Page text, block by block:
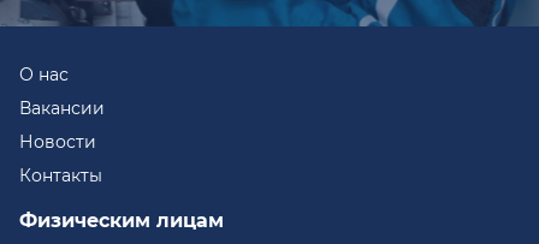
О нас
Вакансии
Новости
Контакты
Физическим лицам